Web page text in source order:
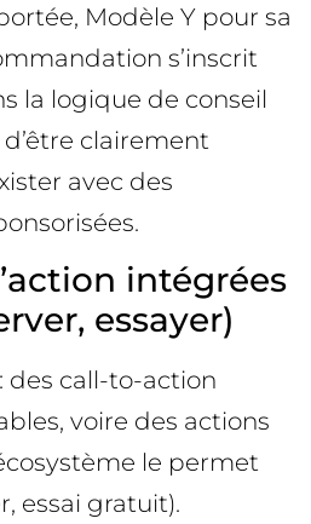
Modèle Y pour sa
s’inscrit
la logique de conseil
clairement
avec des
intégrées
essayer)
des call-to-action
voire des actions
le permet
essai gratuit).